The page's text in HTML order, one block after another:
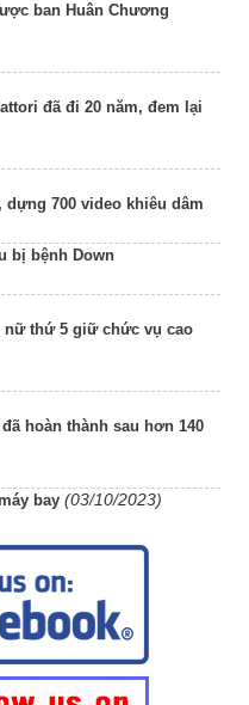
ban Huân Chương
đã đi 20 năm, đem lại
700 video khiêu dâm
bị bệnh Down
thứ 5 giữ chức vụ cao
hoàn thành sau hơn 140
bay (03/10/2023)